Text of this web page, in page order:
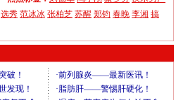
选秀 范冰冰 张柏芝 苏醒 郑钧 春晚 李湘 搞